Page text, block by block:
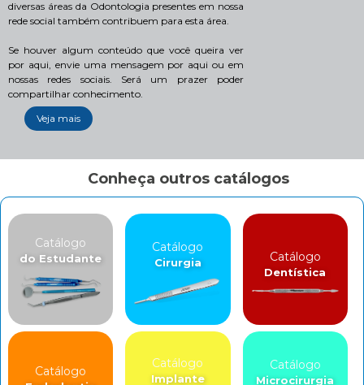
diversas áreas da Odontologia presentes em nossa
rede social também contribuem para esta área.
Se houver algum conteúdo que você queira ver
por aqui, envie uma mensagem por aqui ou em
nossas redes sociais. Será um prazer poder
compartilhar conhecimento.
Veja mais
Conheça outros catálogos
Catálogo
do Estudante
Catálogo
Cirurgia Catálogo
Dentística
Catálogo
Catálogo
Implante
Catálogo
Microcirurgia